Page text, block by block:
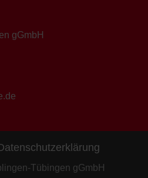
gGmbH
Tübingen gGmbH